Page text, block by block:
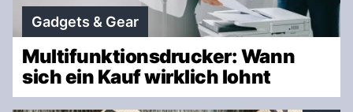
Gadgets & Gear
Multifunktionsdrucker: Wann
sich ein Kauf wirklich lohnt